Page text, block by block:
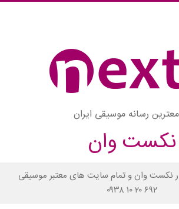
رسانه موسیقی ایران
نکست وان
وان و تمام سایت های معتبر موسیقی
۰۹۳۸ ۱۰ ۲۰ ۶۹۲